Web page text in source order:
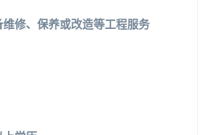
修、保养或改造等工程服务